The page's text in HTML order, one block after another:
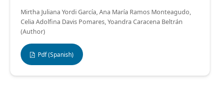
Mirtha Juliana Yordi García, Ana María Ramos Monteagudo,
Celia Adolfina Davis Pomares, Yoandra Caracena Beltrán
(Author)
Pdf (Spanish)